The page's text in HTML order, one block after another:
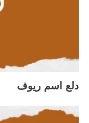
دلع اسم ريوف